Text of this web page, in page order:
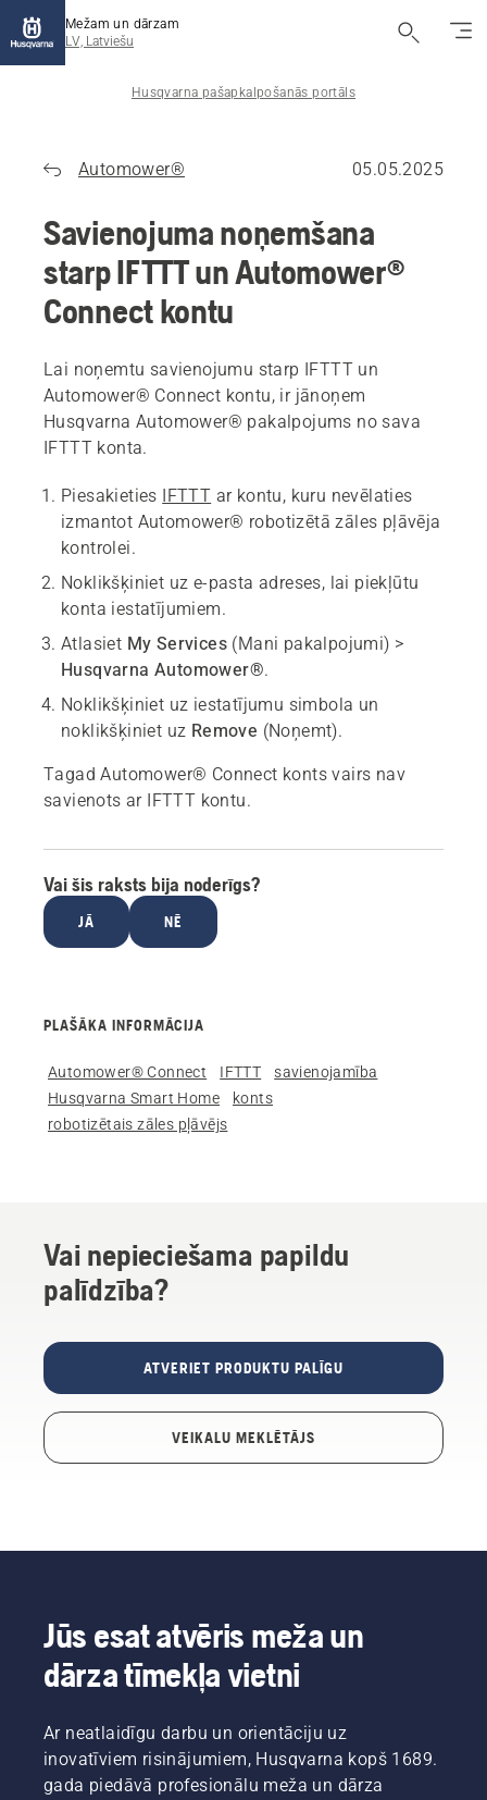
Mežam un dārzam
LV, Latviešu
Husqvarna pašapkalpošanās portāls
Automower® 05.05.2025
Savienojuma noņemšana
starp IFTTT un Automower®
Connect kontu
Lai noņemtu savienojumu starp IFTTT un
Automower® Connect kontu, ir jānoņem
Husqvarna Automower® pakalpojums no sava
IFTTT konta.
Piesakieties IFTTT ar kontu, kuru nevēlaties
izmantot Automower® robotizētā zāles pļāvēja
kontrolei.
Noklikšķiniet uz e-pasta adreses, lai piekļūtu
konta iestatījumiem.
Atlasiet My Services (Mani pakalpojumi) >
Husqvarna Automower®.
Noklikšķiniet uz iestatījumu simbola un
noklikšķiniet uz Remove (Noņemt).
Tagad Automower® Connect konts vairs nav
savienots ar IFTTT kontu.
Vai šis raksts bija noderīgs?
JĀ NĒ
PLAŠĀKA INFORMĀCIJA
Automower® Connect IFTTT
savienojamība
Husqvarna Smart Home
konts
robotizētais zāles pļāvējs
Vai nepieciešama papildu
palīdzība?
ATVERIET PRODUKTU PALĪGU
VEIKALU MEKLĒTĀJS
Jūs esat atvēris meža un
dārza tīmekļa vietni
Ar neatlaidīgu darbu un orientāciju uz
inovatīviem risinājumiem, Husqvarna kopš 1689.
gada piedāvā profesionālu meža un dārza